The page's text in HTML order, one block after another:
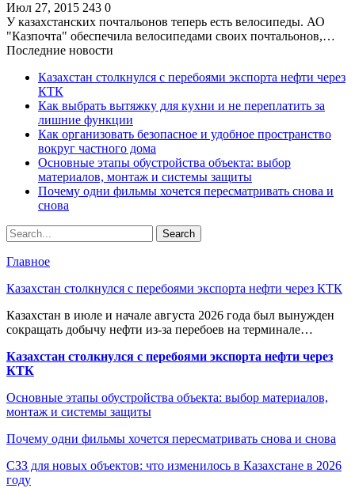
Июл 27, 2015 243 0
У казахстанских почтальонов теперь есть велосипеды. АО
"Казпочта" обеспечила велосипедами своих почтальонов,…
Последние новости
Казахстан столкнулся с перебоями экспорта нефти через
КТК
Как выбрать вытяжку для кухни и не переплатить за
лишние функции
Как организовать безопасное и удобное пространство
вокруг частного дома
Основные этапы обустройства объекта: выбор
материалов, монтаж и системы защиты
Почему одни фильмы хочется пересматривать снова и
снова
Главное
Казахстан столкнулся с перебоями экспорта нефти через КТК
Казахстан в июле и начале августа 2026 года был вынужден
сокращать добычу нефти из-за перебоев на терминале…
Казахстан столкнулся с перебоями экспорта нефти через
КТК
Основные этапы обустройства объекта: выбор материалов,
монтаж и системы защиты
Почему одни фильмы хочется пересматривать снова и снова
СЗЗ для новых объектов: что изменилось в Казахстане в 2026
году